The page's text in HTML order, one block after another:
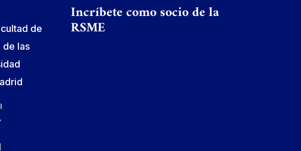
de
de las
Incríbete como socio de la
RSME